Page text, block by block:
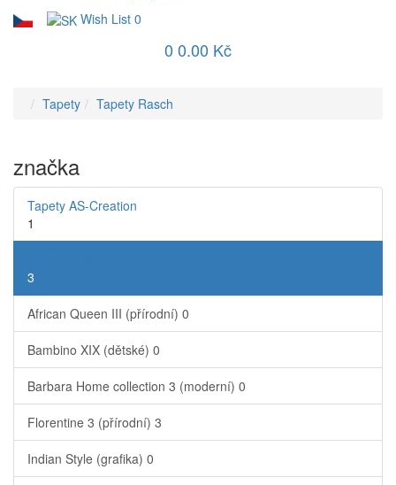
Wish List 0
0 0.00 Kč
Tapety Tapety Rasch
značka
Tapety AS-Creation
1
3
African Queen III (přírodní) 0
Bambino XIX (dětské) 0
Barbara Home collection 3 (moderní) 0
Florentine 3 (přírodní) 3
Indian Style (grafika) 0